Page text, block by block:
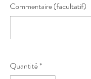
Commentaire (facultatif)
Quantité*